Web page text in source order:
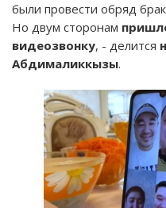
были провести обряд
Но двум сторонам
видеозвонку, - делится
Абдималиккызы.